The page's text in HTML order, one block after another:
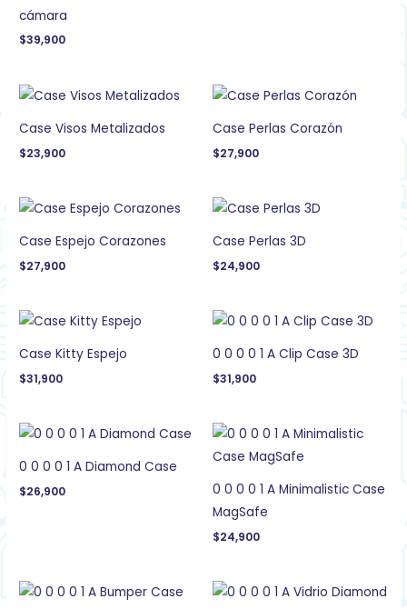
cámara
$39,900
Case Visos Metalizados
$23,900
Case Perlas Corazón
$27,900
Case Espejo Corazones
$27,900
Case Perlas 3D
$24,900
Case Kitty Espejo
$31,900
0 0 0 0 1 A Clip Case 3D
$31,900
0 0 0 0 1 A Diamond Case
$26,900
0 0 0 0 1 A Minimalistic Case
MagSafe
$24,900